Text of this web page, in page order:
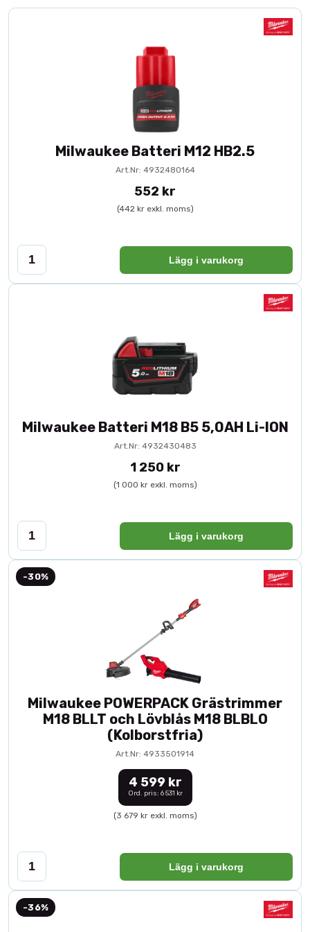
Milwaukee Batteri M12 HB2.5
Art.Nr: 4932480164
552 kr
(442 kr exkl. moms)
Lägg i varukorg
Milwaukee Batteri M18 B5 5,0AH Li-ION
Art.Nr: 4932430483
1 250 kr
(1 000 kr exkl. moms)
Lägg i varukorg
-30%
Milwaukee POWERPACK Grästrimmer
M18 BLLT och Lövblås M18 BLBLO
(Kolborstfria)
Art.Nr: 4933501914
4 599 kr
Ord. pris: 6 531 kr
(3 679 kr exkl. moms)
Lägg i varukorg
-36%